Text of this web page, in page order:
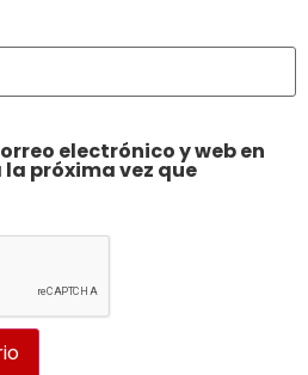
electrónico y web en
próxima vez que